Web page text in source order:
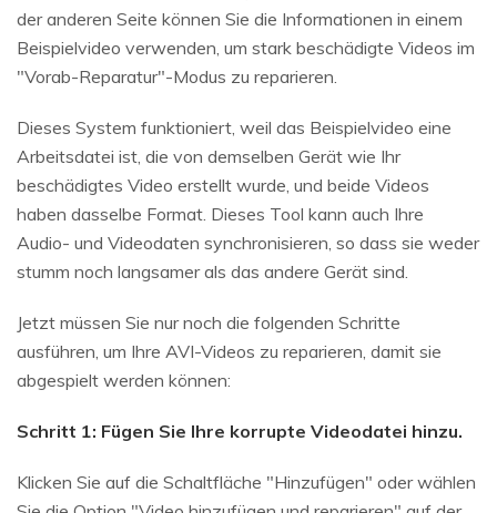
der anderen Seite können Sie die Informationen in einem
Beispielvideo verwenden, um stark beschädigte Videos im
"Vorab-Reparatur"-Modus zu reparieren.
Dieses System funktioniert, weil das Beispielvideo eine
Arbeitsdatei ist, die von demselben Gerät wie Ihr
beschädigtes Video erstellt wurde, und beide Videos
haben dasselbe Format. Dieses Tool kann auch Ihre
Audio- und Videodaten synchronisieren, so dass sie weder
stumm noch langsamer als das andere Gerät sind.
Jetzt müssen Sie nur noch die folgenden Schritte
ausführen, um Ihre AVI-Videos zu reparieren, damit sie
abgespielt werden können:
Schritt 1: Fügen Sie Ihre korrupte Videodatei hinzu.
Klicken Sie auf die Schaltfläche "Hinzufügen" oder wählen